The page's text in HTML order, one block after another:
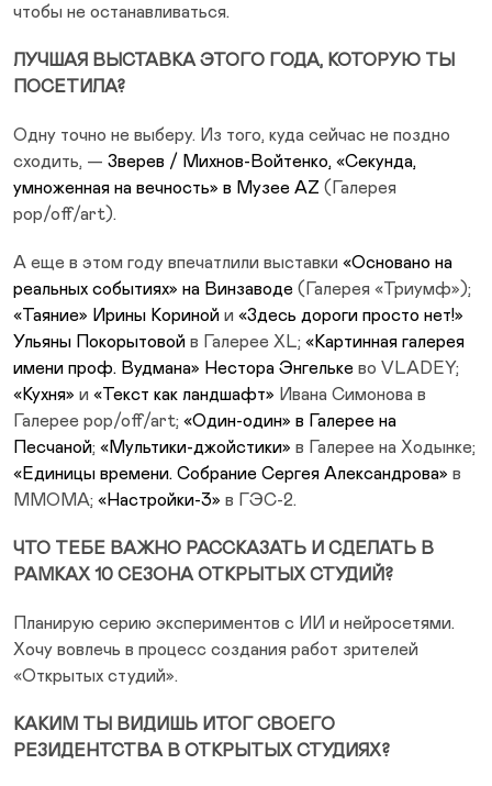
чтобы не останавливаться.
ЛУЧШАЯ ВЫСТАВКА ЭТОГО ГОДА, КОТОРУЮ ТЫ
ПОСЕТИЛА?
Одну точно не выберу. Из того, куда сейчас не поздно
сходить, — Зверев / Михнов-Войтенко, «Секунда,
умноженная на вечность» в Музее AZ (Галерея
pop/off/art).
А еще в этом году впечатлили выставки «Основано на
реальных событиях» на Винзаводе (Галерея «Триумф»);
«Таяние» Ирины Кориной и «Здесь дороги просто нет!»
Ульяны Покорытовой в Галерее XL; «Картинная галерея
имени проф. Вудмана» Нестора Энгельке во VLADEY;
«Кухня» и «Текст как ландшафт» Ивана Симонова в
Галерее pop/off/art; «Один-один» в Галерее на
Песчаной; «Мультики-джойстики» в Галерее на Ходынке;
«Единицы времени. Собрание Сергея Александрова» в
ММОМА; «Настройки-3» в ГЭС-2.
ЧТО ТЕБЕ ВАЖНО РАССКАЗАТЬ И СДЕЛАТЬ В
РАМКАХ 10 СЕЗОНА ОТКРЫТЫХ СТУДИЙ?
Планирую серию экспериментов с ИИ и нейросетями.
Хочу вовлечь в процесс создания работ зрителей
«Открытых студий».
КАКИМ ТЫ ВИДИШЬ ИТОГ СВОЕГО
РЕЗИДЕНТСТВА В ОТКРЫТЫХ СТУДИЯХ?